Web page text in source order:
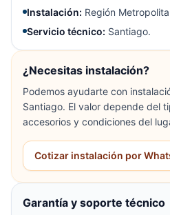
Instalación: Región
Servicio técnico: Santiago.
¿Necesitas instalación?
Podemos ayudarte con
Santiago. El valor depende del
accesorios y condiciones del
Cotizar instalación por
Garantía y soporte técnico